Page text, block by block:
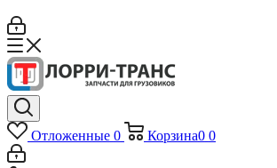
Отложенные 0 Корзина0 0